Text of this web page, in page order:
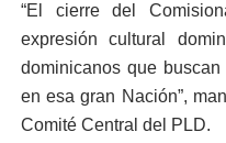
“El cierre del
expresión cultural
dominicanos que
en esa gran Nación”,
Comité Central del PLD.